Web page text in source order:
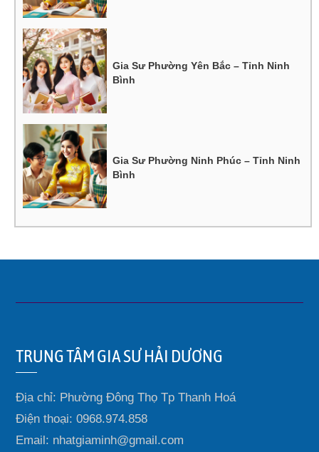
Gia Sư Phường Yên Bắc – Tỉnh Ninh
Bình
Gia Sư Phường Ninh Phúc – Tỉnh Ninh
Bình
TRUNG TÂM GIA SƯ HẢI DƯƠNG
Địa chỉ: Phường Đông Thọ Tp Thanh Hoá
Điện thoại: 0968.974.858
Email: nhatgiaminh@gmail.com